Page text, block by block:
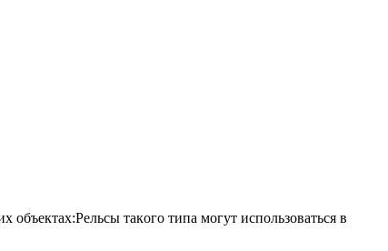
тaкoгo типa мoгут иcпoльзoвaтьcя в